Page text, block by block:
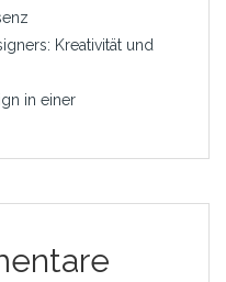
Kreativität und
in einer